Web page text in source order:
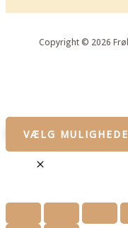
Copyright © 2026
VÆLG